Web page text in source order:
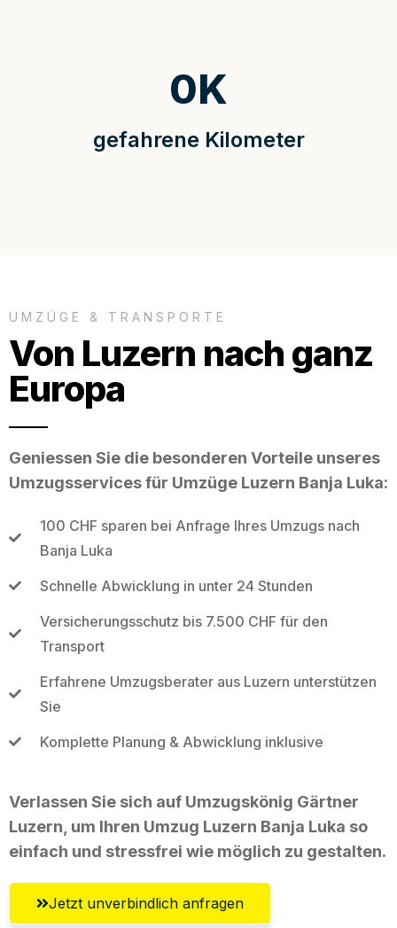
gefahrene Kilometer
0K
UMZÜGE & TRANSPORTE
Von Luzern nach ganz
Europa
Geniessen Sie die besonderen Vorteile unseres
Umzugsservices für Umzüge Luzern Banja Luka:
100 CHF sparen bei Anfrage Ihres Umzugs nach
Banja Luka
Schnelle Abwicklung in unter 24 Stunden
Versicherungsschutz bis 7.500 CHF für den
Transport
Erfahrene Umzugsberater aus Luzern unterstützen
Sie
Komplette Planung & Abwicklung inklusive
Verlassen Sie sich auf Umzugskönig Gärtner
Luzern, um Ihren Umzug Luzern Banja Luka so
einfach und stressfrei wie möglich zu gestalten.
Jetzt unverbindlich anfragen